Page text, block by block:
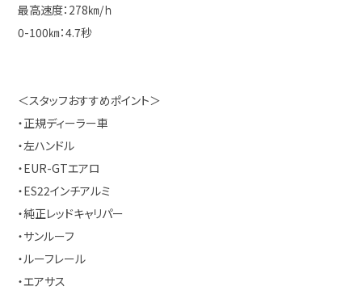
最高速度：278㎞/ｈ
0-100㎞：4.7秒
＜スタッフおすすめポイント＞
・正規ディーラー車
・左ハンドル
・EUR-GTエアロ
・ES22インチアルミ
・純正レッドキャリパー
・サンルーフ
・ルーフレール
・エアサス